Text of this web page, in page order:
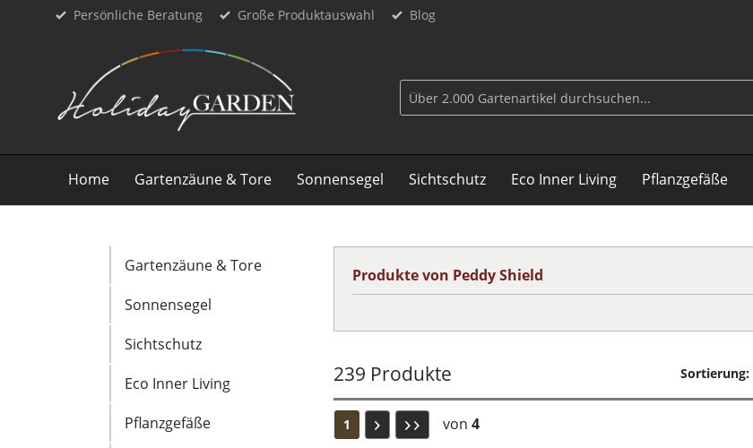
Persönliche Beratung Große Produktauswahl Blog
Home Gartenzäune & Tore Sonnensegel Sichtschutz Eco Inner Living Pflanzgefäße
Gartenzäune & Tore
Sonnensegel
Sichtschutz
Eco Inner Living
Pflanzgefäße
Produkte von Peddy Shield
239 Produkte Sortierung:
1 von 4